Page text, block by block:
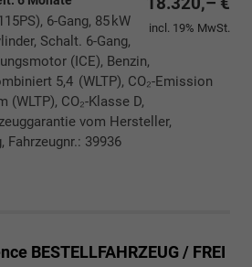
incl. 19% MwSt.
6-Gang, 85 kW
Schalt. 6-Gang,
(ICE), Benzin,
5,4 (WLTP), CO₂-Emission
CO₂-Klasse D,
vom Hersteller,
Fahrzeugnr.: 39936
drucken
BESTELLFAHRZEUG / FREI